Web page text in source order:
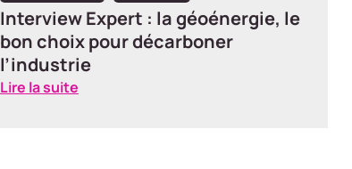
Interview Expert : comment la
géoénergie transforme les
bâtiments historiques
Lire la suite